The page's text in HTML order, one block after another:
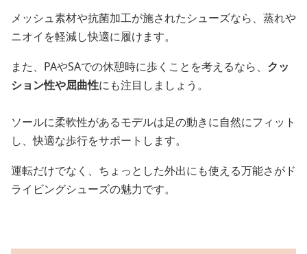
メッシュ素材や抗菌加工が施されたシューズなら、蒸れや
ニオイを軽減し快適に履けます。
また、PAやSAでの休憩時に歩くことを考えるなら、 クッ
ション性や屈曲性にも注目しましょう。
ソールに柔軟性があるモデルは足の動きに自然にフィット
し、快適な歩行をサポートします。
運転だけでなく、ちょっとした外出にも使える万能さがド
ライビングシューズの魅力です。